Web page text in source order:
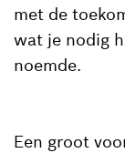
met de
wat je nodig
noemde.
Een groot